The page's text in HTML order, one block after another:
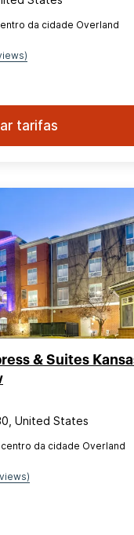
da cidade Overland
tarifas
& Suites
United States
centro da cidade Overland